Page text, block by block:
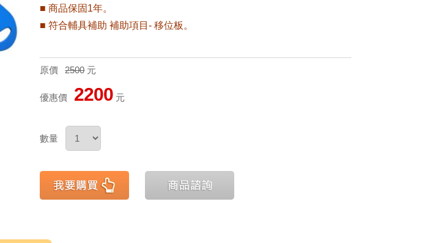
■ 商品保固1年。
■ 符合輔具補助 補助項目- 移位板。
原價 2500元
優惠價 2200 元
數量